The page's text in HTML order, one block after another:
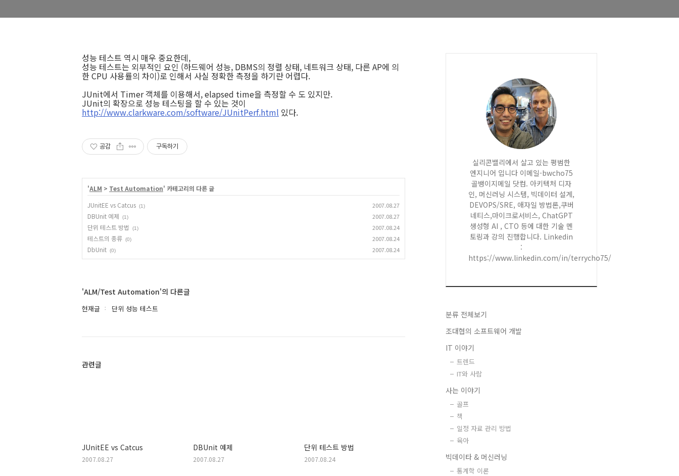
성능 테스트 역시 매우 중요한데,
성능 테스트는 외부적인 요인 (하드웨어 성능, DBMS의 정렬 상태, 네트워크 상태, 다른 AP에 의
한 CPU 사용률의 차이)로 인해서 사실 정확한 측정을 하기란 어렵다.
JUnit에서 Timer 객체를 이용해서, elapsed time을 측정할 수 도 있지만.
JUnit의 확장으로 성능 테스팅을 할 수 있는 것이
http://www.clarkware.com/software/JUnitPerf.html 있다.
공감 구독하기
'ALM > Test Automation' 카테고리의 다른 글
JUnitEE vs Catcus (1) 2007.08.27
DBUnit 예제 (1) 2007.08.27
단위 테스트 방법 (1) 2007.08.24
테스트의 종류 (0) 2007.08.24
DbUnit (0) 2007.08.24
'ALM/Test Automation'의 다른글
현재글 단위 성능 테스트
관련글
JUnitEE vs Catcus
2007.08.27
DBUnit 예제
2007.08.27
단위 테스트 방법
2007.08.24
실리콘밸리에서 살고 있는 평범한
엔지니어 입니다 이메일-bwcho75
골뱅이지메일 닷컴. 아키텍처 디자
인, 머신러닝 시스템, 빅데이터 설계,
DEVOPS/SRE, 애자일 방법론,쿠버
네티스,마이크로서비스, ChatGPT
생성형 AI , CTO 등에 대한 기술 멘
토링과 강의 진행합니다. Linkedin
:
https://www.linkedin.com/in/terrycho75/
분류 전체보기
조대협의 소프트웨어 개발
IT 이야기
트렌드
IT와 사람
사는 이야기
골프
책
일정 자료 관리 방법
육아
빅데이타 & 머신러닝
통계학 이론